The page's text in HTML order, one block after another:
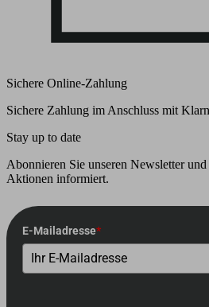
Sichere Online-Zahlung
Sichere Zahlung im Anschluss mit
Stay up to date
Abonnieren Sie unseren Newsletter
Aktionen informiert.
E-Mailadresse*